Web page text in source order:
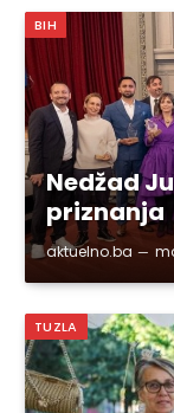
BIH
Nedžad
priznanja
aktuelno.ba
TUZLA